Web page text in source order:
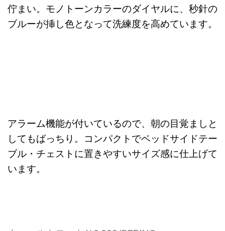
佇まい。モノトーンカラーのダイヤルに、秒針の
ブルーが挿し色となって洗練度を高めています。
アラーム機能が付いているので、朝の目覚ましと
してもばっちり。コンパクトでベッドサイドテー
ブル・チェストに置きやすいサイズ感に仕上げて
います。